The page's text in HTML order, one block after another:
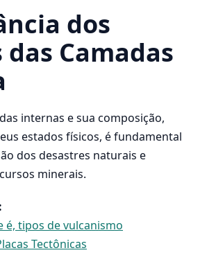
dos
das Camadas
internas e sua composição,
estados físicos, é fundamental
dos desastres naturais e
minerais.
é, tipos de vulcanismo
Tectônicas